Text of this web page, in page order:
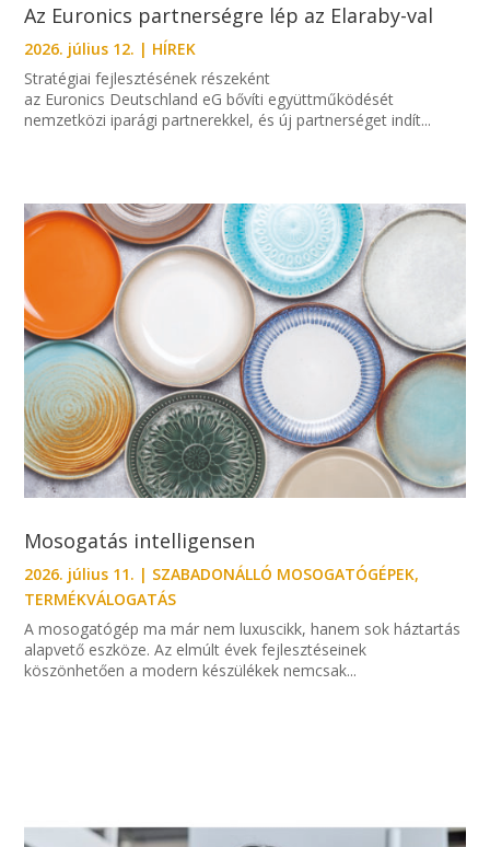
Az Euronics partnerségre lép az Elaraby-val
2026. július 12. | HÍREK
Stratégiai fejlesztésének részeként
az Euronics Deutschland eG bővíti együttműködését
nemzetközi iparági partnerekkel, és új partnerséget indít...
Mosogatás intelligensen
2026. július 11. | SZABADONÁLLÓ MOSOGATÓGÉPEK,
TERMÉKVÁLOGATÁS
A mosogatógép ma már nem luxuscikk, hanem sok háztartás
alapvető eszköze. Az elmúlt évek fejlesztéseinek
köszönhetően a modern készülékek nemcsak...